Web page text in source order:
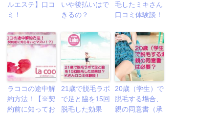
ルエステ】口コ
ミ！
いや後払いはで
きるの？
毛したミキさん
口コミ体験談！
ラココの途中解
約方法！【※契
約前に知ってお
21歳で脱毛ラボ
で足と脇を15回
脱毛した効果
20歳（学生）で
脱毛する場合、
親の同意書（承